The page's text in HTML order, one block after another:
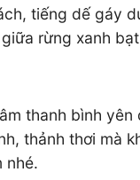
tiếng dế gáy
rừng xanh
thanh bình
thảnh thơi mà
nhé.